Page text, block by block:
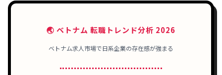
🌏 ベトナム 転職トレンド分析 2026
ベトナム求人市場で日系企業の存在感が強まる